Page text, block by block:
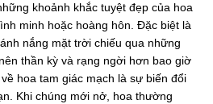
khoảnh khắc tuyệt đẹp của hoa
minh hoặc hoàng hôn. Đặc biệt là
nắng mặt trời chiếu qua những
thần kỳ và rạng ngời hơn bao giờ
hoa tam giác mạch là sự biến đổi
Khi chúng mới nở, hoa thường